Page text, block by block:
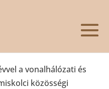
a vonalhálózati és
közösségi